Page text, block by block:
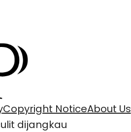
Copyright NoticeAbout Us
dijangkau